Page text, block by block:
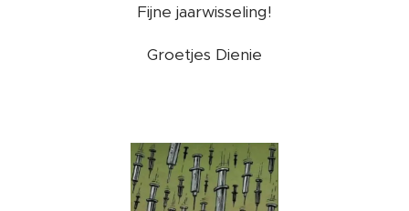
Fijne jaarwisseling!
Groetjes Dienie